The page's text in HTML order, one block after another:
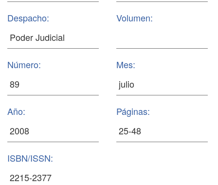
Despacho: Volumen:
Número: Mes:
Año: Páginas:
ISBN/ISSN: